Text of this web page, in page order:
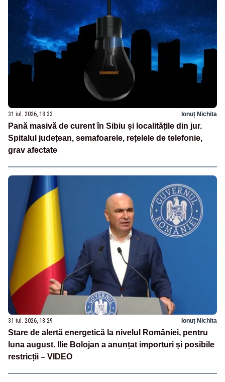
31 iul. 2026, 18:33 Ionuț Nichita
Pană masivă de curent în Sibiu și localitățile din jur.
Spitalul județean, semafoarele, rețelele de telefonie,
grav afectate
31 iul. 2026, 18:29 Ionuț Nichita
Stare de alertă energetică la nivelul României, pentru
luna august. Ilie Bolojan a anunțat importuri și posibile
restricții – VIDEO